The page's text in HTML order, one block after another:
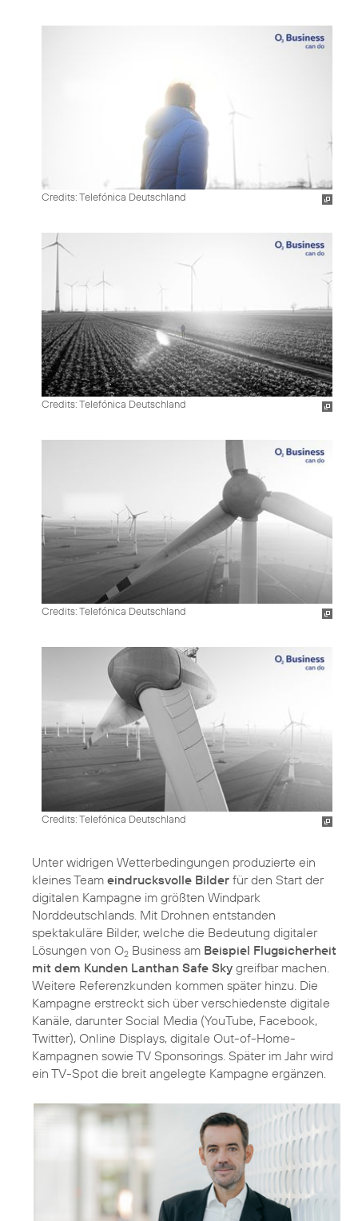
Credits: Telefónica Deutschland
Credits: Telefónica Deutschland
Credits: Telefónica Deutschland
Credits: Telefónica Deutschland
Unter widrigen Wetterbedingungen produzierte ein
kleines Team eindrucksvolle Bilder für den Start der
digitalen Kampagne im größten Windpark
Norddeutschlands. Mit Drohnen entstanden
spektakuläre Bilder, welche die Bedeutung digitaler
Lösungen von O2 Business am Beispiel Flugsicherheit
mit dem Kunden Lanthan Safe Sky greifbar machen.
Weitere Referenzkunden kommen später hinzu. Die
Kampagne erstreckt sich über verschiedenste digitale
Kanäle, darunter Social Media (YouTube, Facebook,
Twitter), Online Displays, digitale Out-of-Home-
Kampagnen sowie TV Sponsorings. Später im Jahr wird
ein TV-Spot die breit angelegte Kampagne ergänzen.